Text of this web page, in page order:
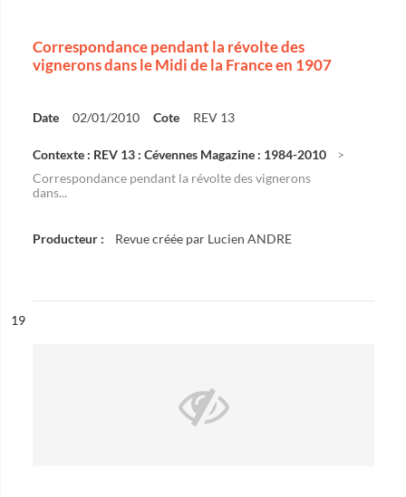
Correspondance pendant la révolte des
vignerons dans le Midi de la France en 1907
Date 02/01/2010 Cote REV 13
Contexte : REV 13 : Cévennes Magazine : 1984-2010
Correspondance pendant la révolte des vignerons
dans...
Producteur : Revue créée par Lucien ANDRE
n°
19